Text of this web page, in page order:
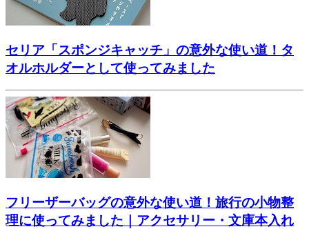
セリア「スポンジキャッチ」の意外な使い道！タ
オルホルダーとして使ってみました
フリーザーバッグの意外な使い道！旅行の小物整
理に使ってみました｜アクセサリー・文庫本入れ